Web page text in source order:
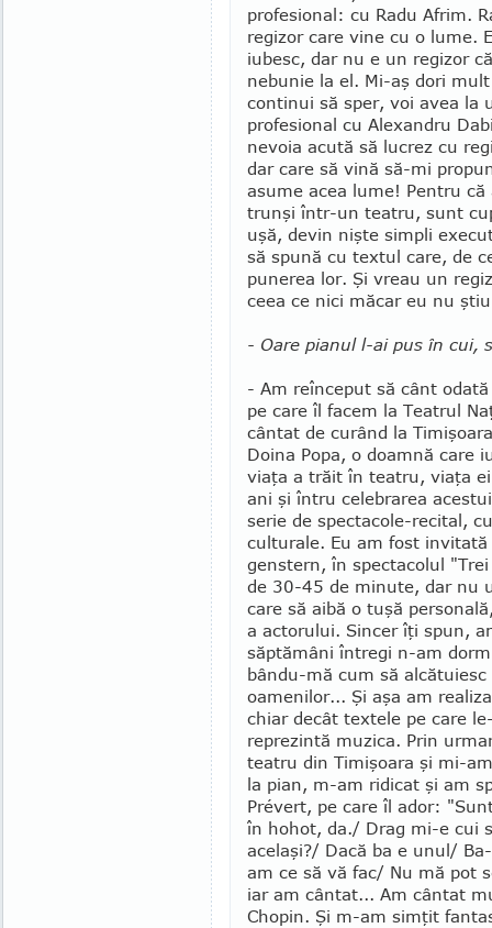
profesional: cu Radu Afrim.
regizor care vine cu o lume.
iu­besc, dar nu e un regizor
nebunie la el. Mi-aş dori
continui să sper, voi avea la
pro­fesional cu Alexandru
nevoia acută să lucrez cu
dar care să vină să-mi
asume acea lume! Pen­­tru
trunşi într-un teatru, sunt
uşă, devin nişte simpli
să spu­nă cu textul care, de
punerea lor. Şi vreau un
ceea ce nici măcar eu nu
- Oare pianul l-ai pus în cui,
- Am reînceput să cânt
pe care îl facem la Teatrul
cântat de curând la
Doina Popa, o doamnă care
viaţa a trăit în teatru, viaţa
ani şi întru ce­lebrarea
serie de spectacole-recital,
culturale. Eu am fost
genstern, în spectacolul
de 30-45 de minute, dar nu
care să aibă o tuşă
a actorului. Sincer îţi spun,
săptămâni întregi n-am
bându-mă cum să
oamenilor... Şi aşa am
chiar decât textele pe care
repre­zintă muzi­ca. Prin
teatru din Timişoara şi mi-
la pian, m-am ridicat şi am
Prévert, pe care îl ador:
în hohot, da./ Drag mi-e cui
acelaşi?/ Dacă ba e unul/
am ce să vă fac/ Nu mă pot
iar am cântat... Am cântat
Chopin. Şi m-am simţit